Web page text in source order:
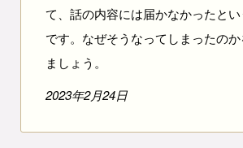
て、話の内容には届かなかったと
です。なぜそうなってしまったの
ましょう。
2023年2月24日